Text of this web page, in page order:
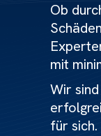
Ob
mit
Wir
für sich.